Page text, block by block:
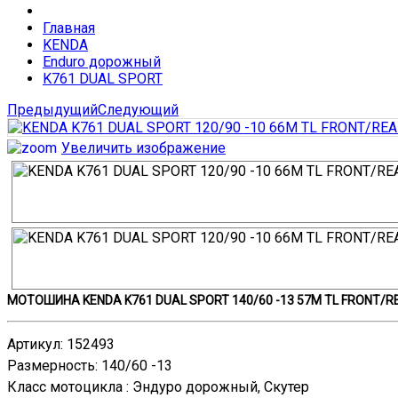
Главная
KENDA
Enduro дорожный
K761 DUAL SPORT
ПредыдущийСледующий
Увеличить изображение
МОТОШИНА KENDA K761 DUAL SPORT 140/60 -13 57M TL FRONT/
Артикул: 152493
Размерность: 140/60 -13
Класс мотоцикла : Эндурo дорожный, Скутер